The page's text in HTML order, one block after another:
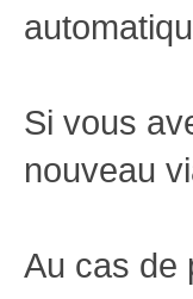
Si vous
nouveau
Au cas de